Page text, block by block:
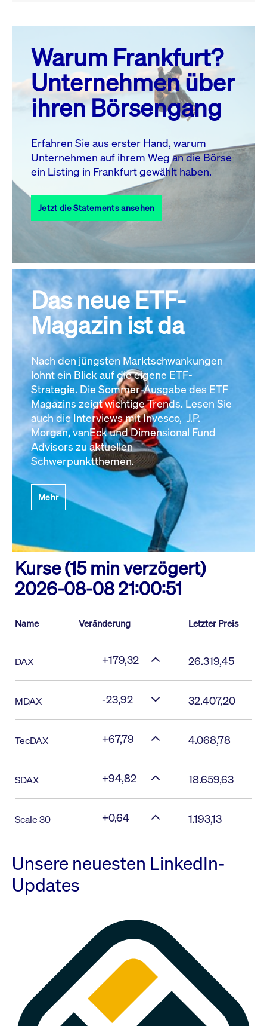
August 26
MO. DI. MI. DO. FR. SA. SO.
1
2
3
4 5 6 7 8
10 11 13 14
17
18 19 20 21 22
23
27 28
31
Alle Events
Warum Frankfurt?
Unternehmen über
ihren Börsengang
Erfahren Sie aus erster Hand, warum
Unternehmen auf ihrem Weg an die Börse
ein Listing in Frankfurt gewählt haben.
Jetzt die Statements ansehen
Das neue ETF-
Magazin ist da
Nach den jüngsten Marktschwankungen
lohnt ein Blick auf die eigene ETF-
Strategie. Die Sommer-Ausgabe des ETF
Magazins zeigt wichtige Trends. Lesen Sie
auch die Interviews mit Invesco, J.P.
Morgan, vanEck und Dimensional Fund
Advisors zu aktuellen
Schwerpunktthemen.
Mehr
Kurse (15 min verzögert)
2026-08-08 21:00:51
Name Veränderung Letzter Preis
DAX +179,32 26.319,45
MDAX -23,92 32.407,20
TecDAX +67,79 4.068,78
SDAX +94,82 18.659,63
Scale 30 +0,64 1.193,13
Unsere neuesten LinkedIn-
Updates